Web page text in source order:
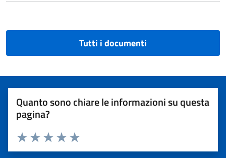
Tutti i documenti
Quanto sono chiare le informazioni su questa
pagina?
Valuta 5 stelle su 5
Valuta 4 stelle su 5
Valuta 3 stelle su 5
Valuta 2 stelle su 5
Valuta 1 stelle su 5